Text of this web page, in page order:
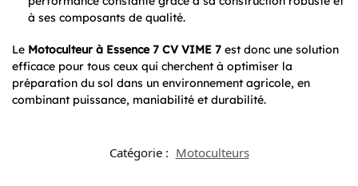
à ses composants de qualité.
Le Motoculteur à Essence 7 CV VIME 7 est donc une solution
efficace pour tous ceux qui cherchent à optimiser la
préparation du sol dans un environnement agricole, en
combinant puissance, maniabilité et durabilité.
Catégorie : Motoculteurs